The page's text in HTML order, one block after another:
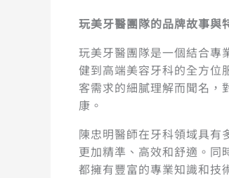
玩美牙醫團隊的品牌故事與
玩美牙醫團隊是一個結合專
健到高端美容牙科的全方位
客需求的細膩理解而聞名，
康。
陳忠明醫師在牙科領域具有
更加精準、高效和舒適。同
都擁有豐富的專業知識和技